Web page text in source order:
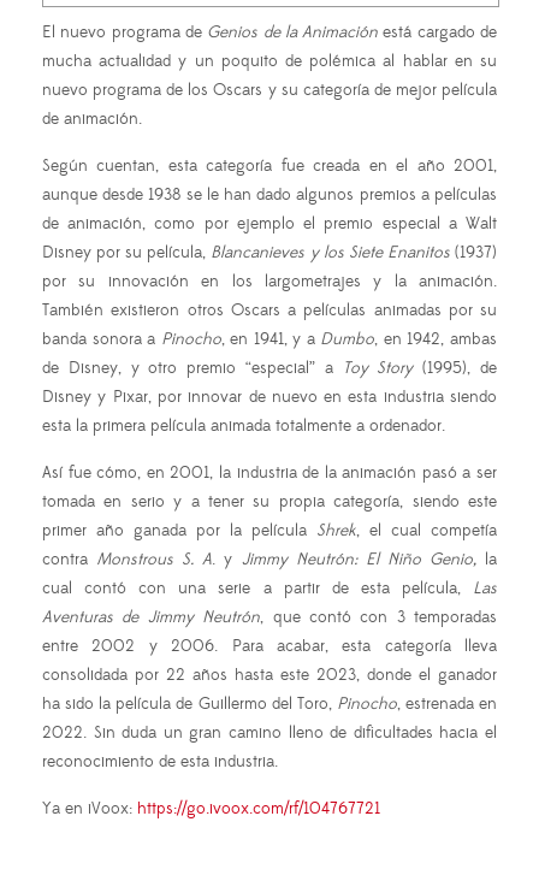
El nuevo programa de Genios de la Animación está cargado de
mucha actualidad y un poquito de polémica al hablar en su
nuevo programa de los Oscars y su categoría de mejor película
de animación.
Según cuentan, esta categoría fue creada en el año 2001,
aunque desde 1938 se le han dado algunos premios a películas
de animación, como por ejemplo el premio especial a Walt
Disney por su película, Blancanieves y los Siete Enanitos(1937)
por su innovación en los largometrajes y la animación.
También existieron otros Oscars a películas animadas por su
banda sonora a Pinocho, en 1941, y a Dumbo, en 1942, ambas
de Disney, y otro premio “especial” a Toy Story(1995), de
Disney y Pixar, por innovar de nuevo en esta industria siendo
esta la primera película animada totalmente a ordenador.
Así fue cómo, en 2001, la industria de la animación pasó a ser
tomada en serio y a tener su propia categoría, siendo este
primer año ganada por la película Shrek, el cual competía
contra Monstrous S. A. y Jimmy Neutrón: El Niño Genio, la
cual contó con una serie a partir de esta película, Las
Aventuras de Jimmy Neutrón, que contó con 3 temporadas
entre 2002 y 2006. Para acabar, esta categoría lleva
consolidada por 22 años hasta este 2023, donde el ganador
ha sido la película de Guillermo del Toro, Pinocho, estrenada en
2022. Sin duda un gran camino lleno de dificultades hacia el
reconocimiento de esta industria.
Ya en iVoox: https://go.ivoox.com/rf/104767721